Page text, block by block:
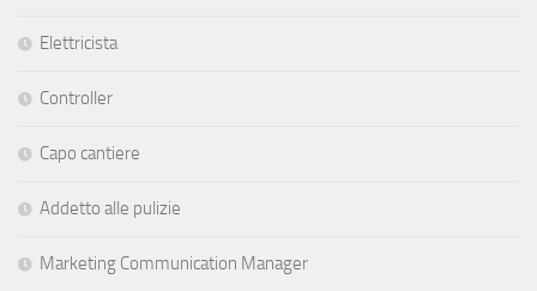
Elettricista
Controller
Capo cantiere
Addetto alle pulizie
Marketing Communication Manager